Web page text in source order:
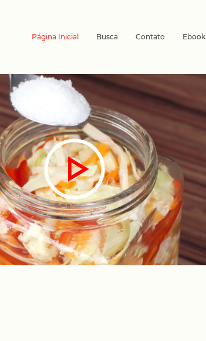
Página Inicial Busca Contato Ebook